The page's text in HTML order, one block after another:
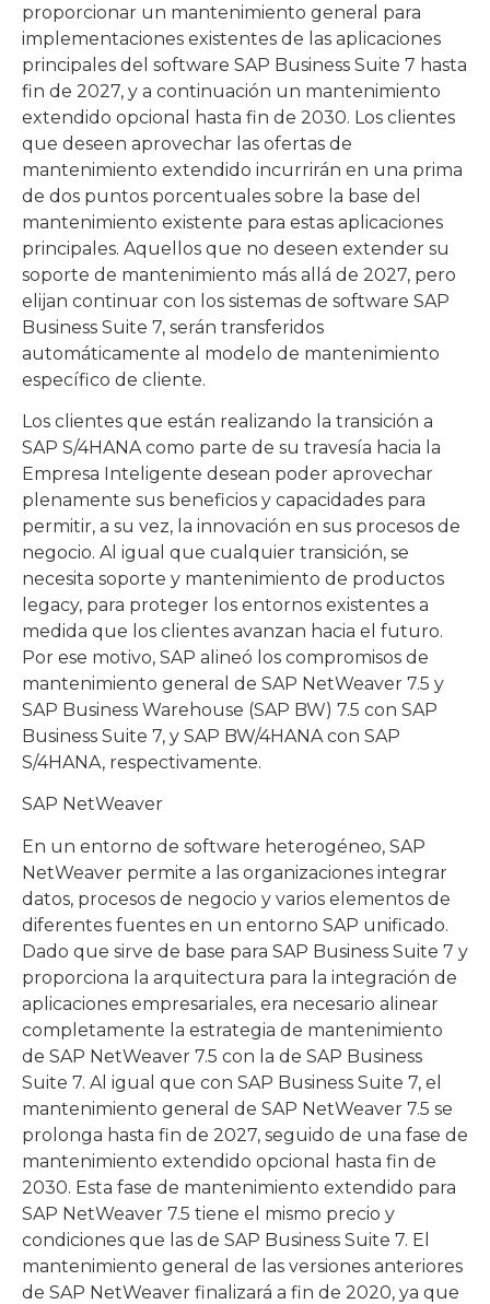
proporcionar un mantenimiento general para
implementaciones existentes de las aplicaciones
principales del software SAP Business Suite 7 hasta
fin de 2027, y a continuación un mantenimiento
extendido opcional hasta fin de 2030. Los clientes
que deseen aprovechar las ofertas de
mantenimiento extendido incurrirán en una prima
de dos puntos porcentuales sobre la base del
mantenimiento existente para estas aplicaciones
principales. Aquellos que no deseen extender su
soporte de mantenimiento más allá de 2027, pero
elijan continuar con los sistemas de software SAP
Business Suite 7, serán transferidos
automáticamente al modelo de mantenimiento
específico de cliente.
Los clientes que están realizando la transición a
SAP S/4HANA como parte de su travesía hacia la
Empresa Inteligente desean poder aprovechar
plenamente sus beneficios y capacidades para
permitir, a su vez, la innovación en sus procesos de
negocio. Al igual que cualquier transición, se
necesita soporte y mantenimiento de productos
legacy, para proteger los entornos existentes a
medida que los clientes avanzan hacia el futuro.
Por ese motivo, SAP alineó los compromisos de
mantenimiento general de SAP NetWeaver 7.5 y
SAP Business Warehouse (SAP BW) 7.5 con SAP
Business Suite 7, y SAP BW/4HANA con SAP
S/4HANA, respectivamente.
SAP NetWeaver
En un entorno de software heterogéneo, SAP
NetWeaver permite a las organizaciones integrar
datos, procesos de negocio y varios elementos de
diferentes fuentes en un entorno SAP unificado.
Dado que sirve de base para SAP Business Suite 7 y
proporciona la arquitectura para la integración de
aplicaciones empresariales, era necesario alinear
completamente la estrategia de mantenimiento
de SAP NetWeaver 7.5 con la de SAP Business
Suite 7. Al igual que con SAP Business Suite 7, el
mantenimiento general de SAP NetWeaver 7.5 se
prolonga hasta fin de 2027, seguido de una fase de
mantenimiento extendido opcional hasta fin de
2030. Esta fase de mantenimiento extendido para
SAP NetWeaver 7.5 tiene el mismo precio y
condiciones que las de SAP Business Suite 7. El
mantenimiento general de las versiones anteriores
de SAP NetWeaver finalizará a fin de 2020, ya que